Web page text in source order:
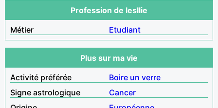
Profession de lesllie
Métier
Etudiant
Plus sur ma vie
Activité préférée
Boire un verre
Signe astrologique
Cancer